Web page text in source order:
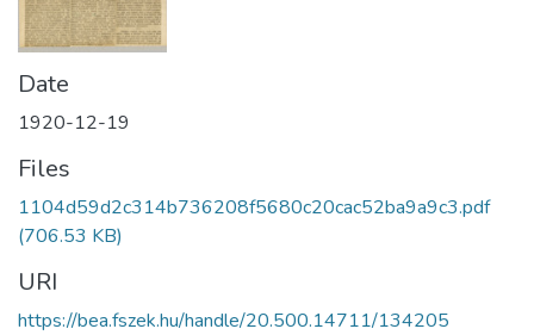
Date
1920-12-19
Files
1104d59d2c314b736208f5680c20cac52ba9a9c3.pdf
(706.53 KB)
URI
https://bea.fszek.hu/handle/20.500.14711/134205